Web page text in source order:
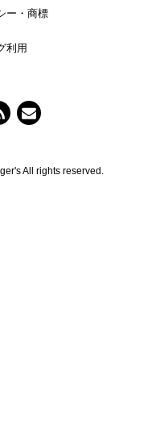
ー・商標
利用
All rights reserved.